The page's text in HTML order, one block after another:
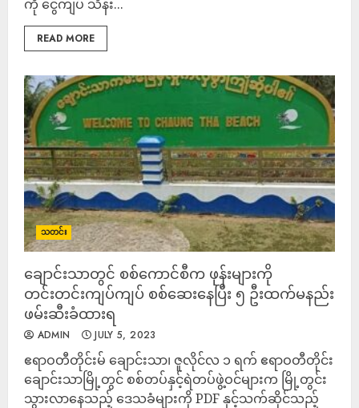
ကို ငွေကျပ် သိန်း...
READ MORE
သတင်း
ချောင်းသာတွင် စစ်ကောင်စီက ဖုန်းများကို
တင်းတင်းကျပ်ကျပ် စစ်ဆေးနေပြီး ၅ ဦးထက်မနည်း
ဖမ်းဆီးခံထားရ
ADMIN JULY 5, 2023
ဧရာဝတီတိုင်းမ် ချောင်းသာ၊ ဇူလိုင်လ ၁ ရက် ဧရာဝတီတိုင်း
ချောင်းသာမြို့တွင် စစ်တပ်နှင့်ရဲတပ်ဖွဲ့ဝင်များက မြို့တွင်း
သွားလာနေသည့် ဒေသခံများကို PDF နှင့်သက်ဆိုင်သည့်